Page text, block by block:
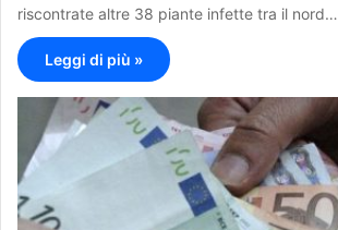
riscontrate altre 38 piante infette tra il nord…
Leggi di più »